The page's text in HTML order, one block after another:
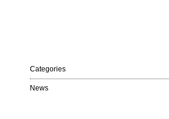
Categories
News